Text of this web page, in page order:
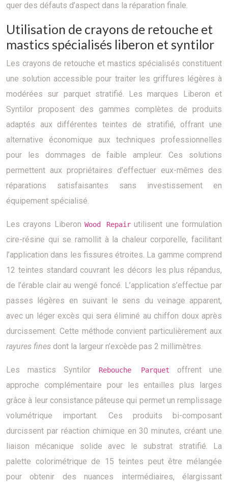
quer des défauts d’aspect dans la réparation finale.
Utilisation de crayons de retouche et
mastics spécialisés liberon et syntilor
Les crayons de retouche et mastics spécialisés constituent
une solution accessible pour traiter les griffures légères à
modérées sur parquet stratifié. Les marques Liberon et
Syntilor proposent des gammes complètes de produits
adaptés aux différentes teintes de stratifié, offrant une
alternative économique aux techniques professionnelles
pour les dommages de faible ampleur. Ces solutions
permettent aux propriétaires d’effectuer eux-mêmes des
réparations satisfaisantes sans investissement en
équipement spécialisé.
Les crayons LiberonWood Repairutilisent une formulation
cire-résine qui se ramollit à la chaleur corporelle, facilitant
l’application dans les fissures étroites. La gamme comprend
12 teintes standard couvrant les décors les plus répandus,
de l’érable clair au wengé foncé. L’application s’effectue par
passes légères en suivant le sens du veinage apparent,
avec un léger excès qui sera éliminé au chiffon doux après
durcissement. Cette méthode convient particulièrement aux
rayures fines dont la largeur n’excède pas 2 millimètres.
Les mastics Syntilor Rebouche Parquet
offrent une
approche complémentaire pour les entailles plus larges
grâce à leur consistance pâteuse qui permet un remplissage
volumétrique important. Ces produits bi-composant
durcissent par réaction chimique en 30 minutes, créant une
liaison mécanique solide avec le substrat stratifié. La
palette colorimétrique de 15 teintes peut être mélangée
pour obtenir des nuances intermédiaires, élargissant